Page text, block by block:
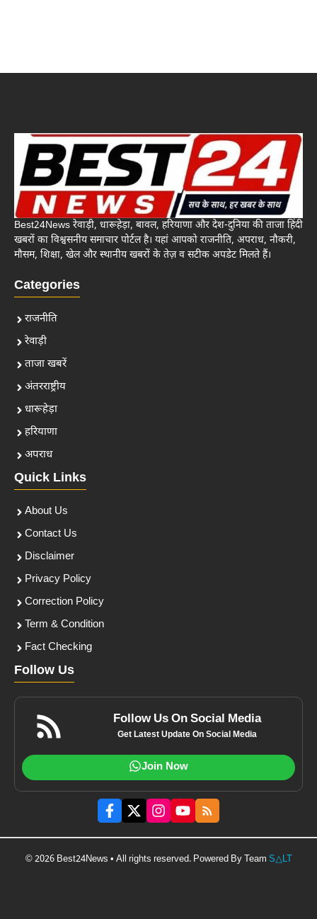
Best24News रेवाड़ी, धारूहेड़ा, बावल, हरियाणा और देश-दुनिया की ताजा हिंदी
खबरों का विश्वसनीय समाचार पोर्टल है। यहां आपको राजनीति, अपराध, नौकरी,
मौसम, शिक्षा, खेल और स्थानीय खबरों के तेज़ व सटीक अपडेट मिलते हैं।
Categories
राजनीति
रेवाड़ी
ताजा खबरें
अंतरराष्ट्रीय
धारूहेड़ा
हरियाणा
अपराध
Quick Links
About Us
Contact Us
Disclaimer
Privacy Policy
Correction Policy
Term & Condition
Fact Checking
Follow Us
Follow Us On Social Media
Get Latest Update On Social Media
Join Now
© 2026 Best24News • All rights reserved. Powered By Team S△LT